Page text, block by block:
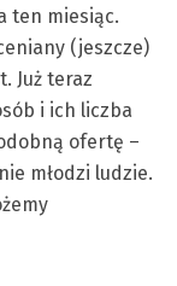
ten miesiąc.
(jeszcze)
Już teraz
i ich liczba
ofertę –
młodzi ludzie.